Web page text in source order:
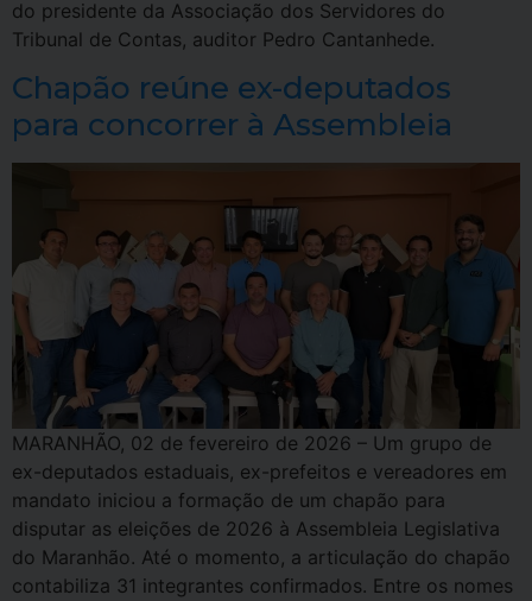
do presidente da Associação dos Servidores do
Tribunal de Contas, auditor Pedro Cantanhede.
Chapão reúne ex-deputados
para concorrer à Assembleia
MARANHÃO, 02 de fevereiro de 2026 – Um grupo de
ex-deputados estaduais, ex-prefeitos e vereadores em
mandato iniciou a formação de um chapão para
disputar as eleições de 2026 à Assembleia Legislativa
do Maranhão. Até o momento, a articulação do chapão
contabiliza 31 integrantes confirmados. Entre os nomes